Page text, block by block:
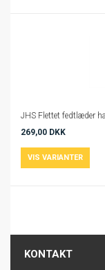
JHS Flettet fedtlæder
269,00 DKK
KONTAKT